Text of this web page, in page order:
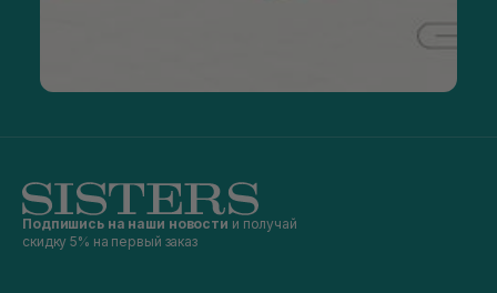
Подпишись на наши новости и получай
скидку 5% на первый заказ